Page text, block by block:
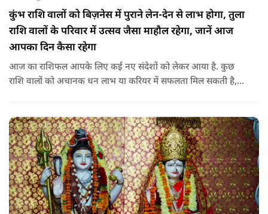
कुंभ राशि वालों को बिज़नेस में पुराने लेन-देन से लाभ होगा, तुला
राशि वालों के परिवार में उत्सव जैसा माहौल रहेगा, जानें आज
आपका दिन कैसा रहेगा
आज का राशिफल आपके लिए कई नए संदेशों को लेकर आया है. कुछ
राशि वालों को अचानक धन लाभ या करियर में सफलता मिल सकती है,
सकता है.